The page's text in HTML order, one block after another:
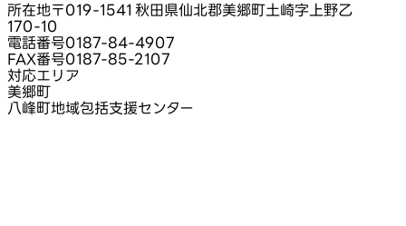
所在地〒019-1541 秋田県仙北郡美郷町土崎字上野乙
170‑10
電話番号0187-84-4907
FAX番号0187-85-2107
対応エリア
美郷町
八峰町地域包括支援センター